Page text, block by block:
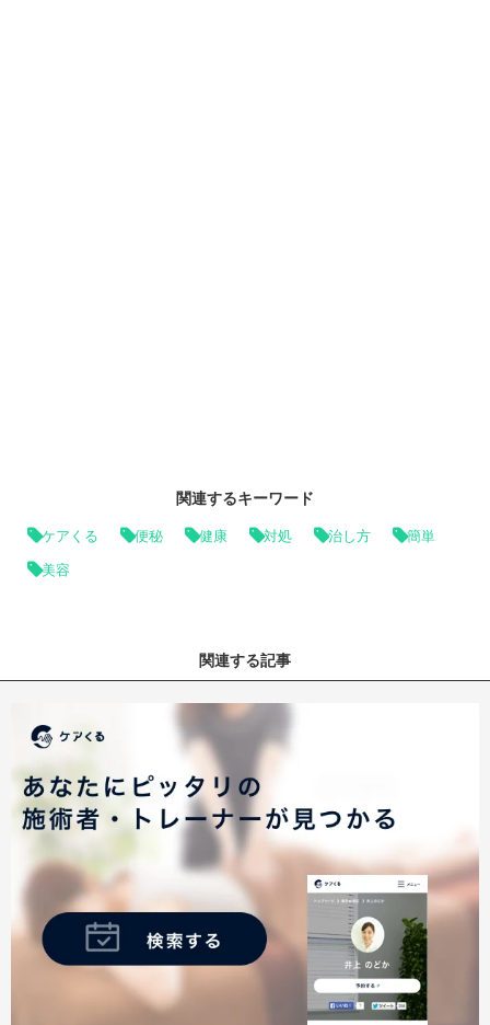
関連するキーワード
ケアくる 便秘 健康 対処 治し方 簡単
美容
関連する記事